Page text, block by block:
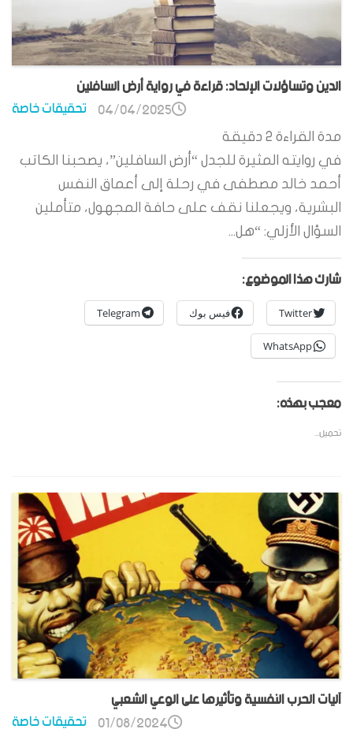
الدين وتساؤلات الإلحاد: قراءة في رواية أرض السافلين
تحقيقات خاصة 04/04/2025
مدة القراءة 2 دقيقة
في روايته المثيرة للجدل “أرض السافلين”، يصحبنا الكاتب
أحمد خالد مصطفى في رحلة إلى أعماق النفس
البشرية، ويجعلنا نقف على حافة المجهول، متأملين
السؤال الأزلي: “هل...
شارك هذا الموضوع:
Twitter فيس بوك Telegram
WhatsApp
معجب بهذه:
تحميل...
آليات الحرب النفسية وتأثيرها على الوعي الشعبي
تحقيقات خاصة